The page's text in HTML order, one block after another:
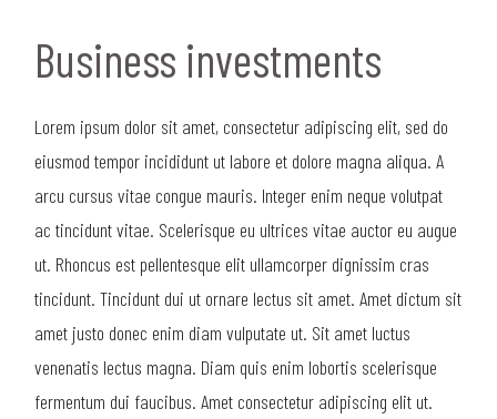
Business investments
Lorem ipsum dolor sit amet, consectetur adipiscing elit, sed do
eiusmod tempor incididunt ut labore et dolore magna aliqua. A
arcu cursus vitae congue mauris. Integer enim neque volutpat
ac tincidunt vitae. Scelerisque eu ultrices vitae auctor eu augue
ut. Rhoncus est pellentesque elit ullamcorper dignissim cras
tincidunt. Tincidunt dui ut ornare lectus sit amet. Amet dictum sit
amet justo donec enim diam vulputate ut. Sit amet luctus
venenatis lectus magna. Diam quis enim lobortis scelerisque
fermentum dui faucibus. Amet consectetur adipiscing elit ut.